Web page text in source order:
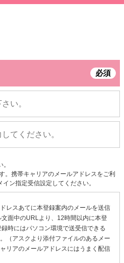
必須
携帯キャリアのメールアドレスをご利
ン指定受信設定してください。
レスあてに本登録案内のメールを送信
面中のURLより、12時間以内に本登
時にはパソコン環境で送受信できる
（アスクより添付ファイルのあるメー
リアのメールアドレスにはうまく配信